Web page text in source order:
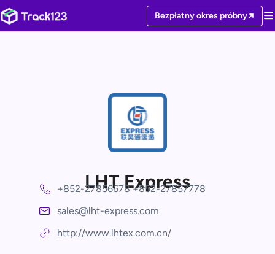
Bezpłatny okres próbny
LHT Express
+852-27856678 +852-27857778
sales@lht-express.com
http://www.lhtex.com.cn/